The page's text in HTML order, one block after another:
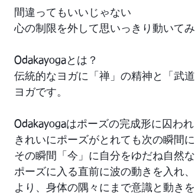
間違ってもいいじゃない
心の制限を外して思いっきり動いてみ
Odakayogaとは？
伝統的なヨガに「禅」の精神と「武
ヨガです。
Odakayogaはポーズの完成形に囚われ
きれいにポーズがとれても次の瞬間
その瞬間「今」に自分をゆだね自然
ポーズに入る直前に波の動きを入れ
より、身体の隅々にまで意識と動き